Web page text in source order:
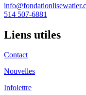
514 507-6881
Liens utiles
Contact
Nouvelles
Infolettre